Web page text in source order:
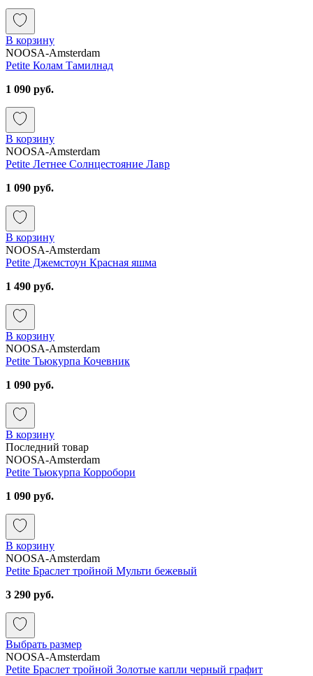
В корзину
NOOSA-Amsterdam
Petite Колам Тамилнад
1 090 руб.
В корзину
NOOSA-Amsterdam
Petite Летнее Солнцестояние Лавр
1 090 руб.
В корзину
NOOSA-Amsterdam
Petite Джемстоун Красная яшма
1 490 руб.
В корзину
NOOSA-Amsterdam
Petite Тьюкурпа Кочевник
1 090 руб.
В корзину
Последний товар
NOOSA-Amsterdam
Petite Тьюкурпа Корробори
1 090 руб.
В корзину
NOOSA-Amsterdam
Petite Браслет тройной Мульти бежевый
3 290 руб.
Выбрать размер
NOOSA-Amsterdam
Petite Браслет тройной Золотые капли черный графит